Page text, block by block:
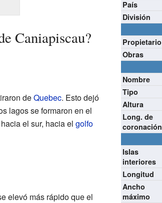
País
División
Propietario
Obras
Nombre
Tipo
Altura
Long. de
coronación
Islas
interiores
Longitud
Ancho
máximo
Caniapiscau?
deQuebec. Esto dejó
lagos se formaron en el
el sur, hacia el golfo
elevó más rápido que el